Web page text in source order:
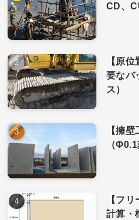
CD、
【原
要なバ
ス）
【擁
（Φ0.1
【フ
計算・